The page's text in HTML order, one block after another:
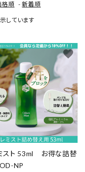
格順 -新着順
しています
スト 53ml お得な詰替
NP
favorite